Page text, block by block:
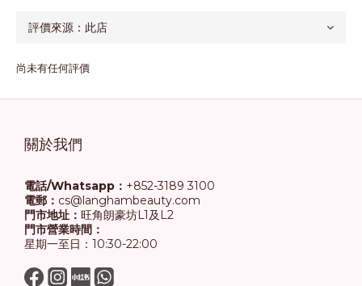
尚未有任何評價
關於我們
電話/Whatsapp： +852-3189 3100
電郵： cs@langhambeauty.com
門市地址： 旺角朗豪坊L1及L2
門市營業時間：
星期一至日：10:30-22:00